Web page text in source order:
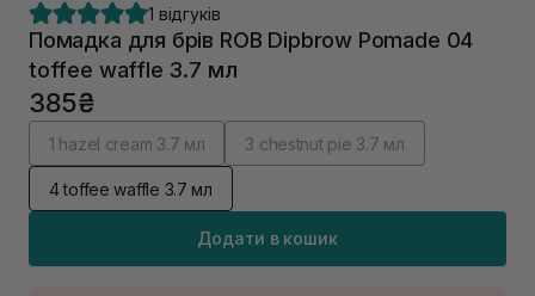
1 відгуків
Помадка для брів ROB Dipbrow Pomade 04
toffee waffle 3.7 мл
385₴
1 hazel cream 3.7 мл 3 chestnut pie 3.7 мл
4 toffee waffle 3.7 мл
Додати в кошик